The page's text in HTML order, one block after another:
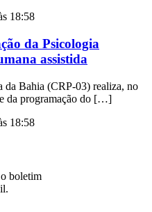
18:58
da Psicologia
assistida
da Bahia (CRP-03) realiza, no
da programação do […]
18:58
o boletim